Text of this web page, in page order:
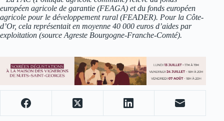
européen agricole de garantie (FEAGA) et du fonds européen
agricole pour le développement rural (FEADER). Pour la Côte-
d’Or, cela représentait en moyenne 40 000 euros d’aides par
exploitation (source Agreste Bourgogne-Franche-Comté).